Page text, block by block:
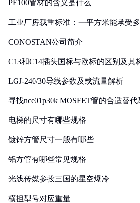
PE100管材的含义是什么
工业厂房载重标准：一平方米能承受
CONOSTAN公司简介
C13和C14插头国标与欧标的区别及其
LGJ-240/30导线参数及载流量解析
寻找nce01p30k MOSFET管的合适替代
电梯的尺寸有哪些规格
镀锌方管尺寸一般有哪些
铝方管有哪些常见规格
光线传媒参投三国的星空爆冷
横担型号对应重量